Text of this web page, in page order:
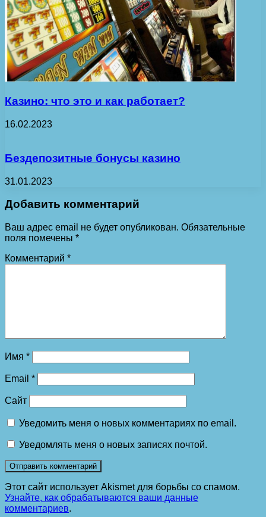
Казино: что это и как работает?
16.02.2023
Бездепозитные бонусы казино
31.01.2023
Добавить комментарий
Ваш адрес email не будет опубликован. Обязательные
поля помечены *
Комментарий *
Имя *
Email *
Сайт
Уведомить меня о новых комментариях по email.
Уведомлять меня о новых записях почтой.
Этот сайт использует Akismet для борьбы со спамом.
Узнайте, как обрабатываются ваши данные
комментариев.